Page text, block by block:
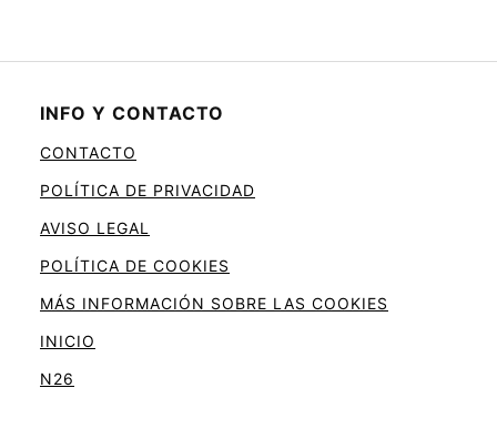
INFO Y CONTACTO
CONTACTO
POLÍTICA DE PRIVACIDAD
AVISO LEGAL
POLÍTICA DE COOKIES
MÁS INFORMACIÓN SOBRE LAS COOKIES
INICIO
N26